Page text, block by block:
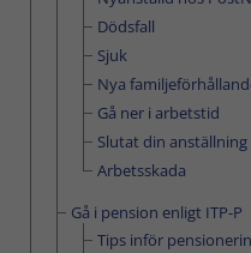
Dödsfall
Sjuk
Nya
Gå ner i arbetstid
Slutat din anställning
Arbetsskada
Gå i pension enligt ITP-P
Tips inför